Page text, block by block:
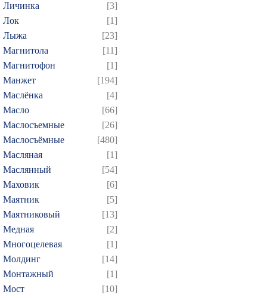
Личинка
[3]
Лок
[1]
Лыжа
[23]
Магнитола
[11]
Магнитофон
[1]
Манжет
[194]
Маслёнка
[4]
Масло
[66]
Маслосъемные
[26]
Маслосъёмные
[480]
Масляная
[1]
Маслянный
[54]
Маховик
[6]
Маятник
[5]
Маятниковый
[13]
Медная
[2]
Многоцелевая
[1]
Молдинг
[14]
Монтажный
[1]
Мост
[10]